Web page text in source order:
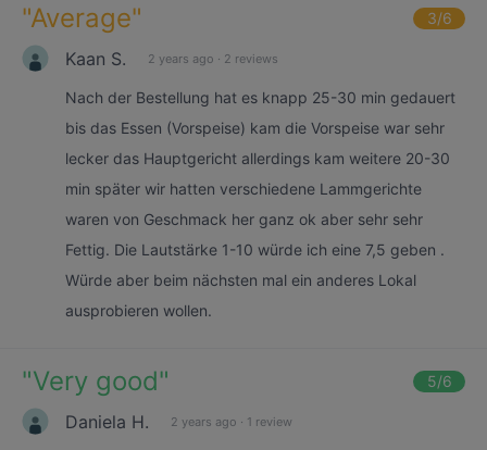
"Average" 3/6
Kaan S. 2 years ago · 2 reviews
Nach der Bestellung hat es knapp 25-30 min gedauert
bis das Essen (Vorspeise) kam die Vorspeise war sehr
lecker das Hauptgericht allerdings kam weitere 20-30
min später wir hatten verschiedene Lammgerichte
waren von Geschmack her ganz ok aber sehr sehr
Fettig. Die Lautstärke 1-10 würde ich eine 7,5 geben .
Würde aber beim nächsten mal ein anderes Lokal
ausprobieren wollen.
"Very good" 5/6
Daniela H. 2 years ago · 1 review